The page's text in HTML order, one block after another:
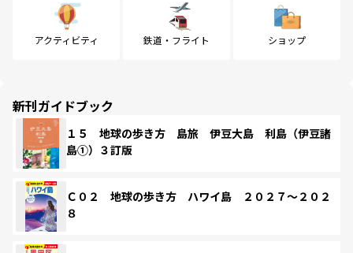
アクティビティ 鉄道・フライト ショップ
新刊ガイドブック
１５ 地球の歩き方 島旅 伊豆大島 利島（伊豆諸
島①）３訂版
Ｃ０２ 地球の歩き方 ハワイ島 ２０２７～２０２
８